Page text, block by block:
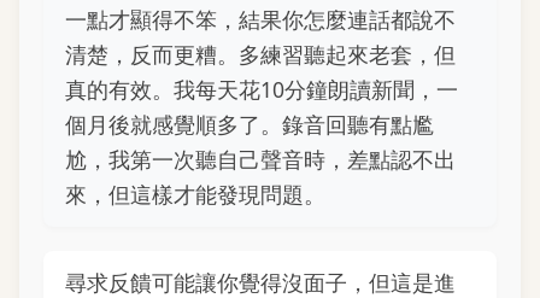
一點才顯得不笨，結果你怎麼連話都說不
清楚，反而更糟。多練習聽起來老套，但
真的有效。我每天花10分鐘朗讀新聞，一
個月後就感覺順多了。錄音回聽有點尷
尬，我第一次聽自己聲音時，差點認不出
來，但這樣才能發現問題。
尋求反饋可能讓你覺得沒面子，但這是進